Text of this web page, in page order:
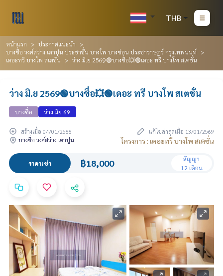
THB
หน้าแรก
ประกาศแนะนำ
บางซื่อ วงศ์สว่าง เตาปูน ประชาชื่น บางโพ บางซ่อน ประชาราษฎร์ กรุงเทพนนท์
เดอะทรี บางโพ สเตชั่น
ว่าง มิ.ย 2569🟢บางซื่อ💥🟢เดอะ ทรี บางโพ สเตชั่น
ว่าง มิ.ย 2569🟢บางซื่อ💥🟢เดอะ ทรี บางโพ สเตชั่น
บางซื่อ ว่าง มิย 69
สร้างเมื่อ 04/01/2566
แก้ไขล่าสุดเมื่อ 13/01/2569
บางซื่อ วงศ์สว่าง เตาปูน
โครงการ : เดอะทรี บางโพ สเตชั่น
ราคาเช่า ฿18,000
สัญญา
12 เดือน